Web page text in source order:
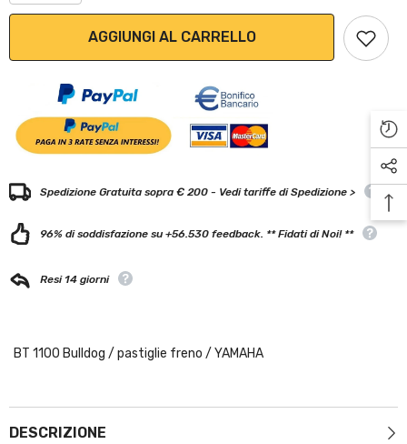
AGGIUNGI AL CARRELLO
Spedizione Gratuita sopra € 200 - Vedi tariffe di Spedizione >
96% di soddisfazione su +56.530 feedback. ** Fidati di Noi! **
Resi 14 giorni
BT 1100 Bulldog / pastiglie freno / YAMAHA
DESCRIZIONE